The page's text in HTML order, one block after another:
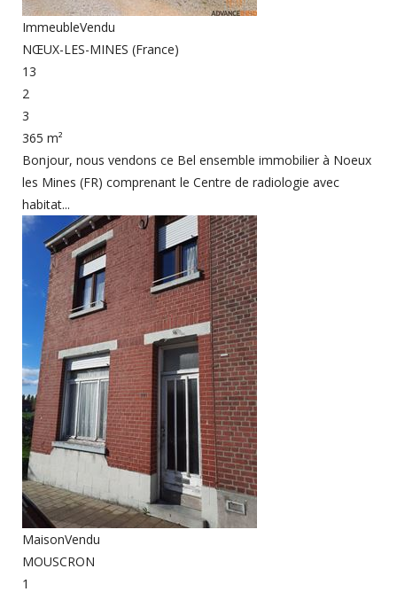
ImmeubleVendu
NŒUX-LES-MINES (France)
13
2
3
365 m²
Bonjour, nous vendons ce Bel ensemble immobilier à Noeux
les Mines (FR) comprenant le Centre de radiologie avec
habitat...
MaisonVendu
MOUSCRON
1